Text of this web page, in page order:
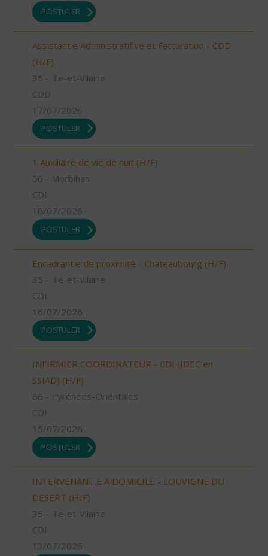
POSTULER
Assistant.e Administratif.ve et Facturation - CDD
(H/F)
35 - Ille-et-Vilaine
CDD
17/07/2026
POSTULER
1 Auxiliaire de vie de nuit (H/F)
56 - Morbihan
CDI
16/07/2026
POSTULER
Encadrant.e de proximité - Chateaubourg (H/F)
35 - Ille-et-Vilaine
CDI
16/07/2026
POSTULER
INFIRMIER COORDINATEUR - CDI (IDEC en
SSIAD) (H/F)
66 - Pyrénées-Orientales
CDI
15/07/2026
POSTULER
INTERVENANT.E A DOMICILE - LOUVIGNE DU
DESERT (H/F)
35 - Ille-et-Vilaine
CDI
13/07/2026